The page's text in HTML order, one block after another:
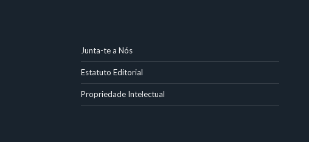
Junta-te a Nós
Estatuto Editorial
Propriedade Intelectual